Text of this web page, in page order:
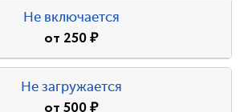
Не включается
от 250₽
Не загружается
от500₽